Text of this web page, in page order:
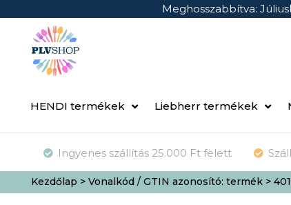
Meghosszabbítva:
HENDI termékek Liebherr termékek
Ingyenes szállítás 25.000 Ft felett
Kezdőlap > Vonalkód / GTIN azonosító: termék >